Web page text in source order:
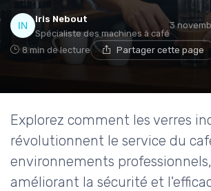
Iris Nebout
Spécialiste des machines à café
3
8 min de lecture Partager cette page
Explorez comment les verres
révolutionnent le service du
environnements
améliorant la sécurité et
→ Je rejoins le club
* En rejoignant le club, j'accepte de